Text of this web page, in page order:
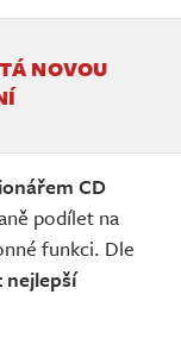
NOVOU
CD
podílet na
funkci. Dle